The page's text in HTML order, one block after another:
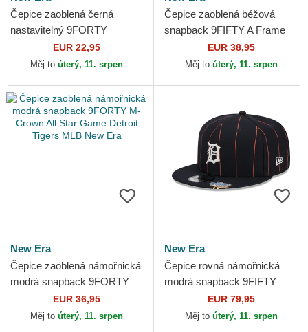
Čepice zaoblená černá
nastavitelný 9FORTY
Flawless Mesh Detroit Tigers
MLB New Era
EUR 22,95
Měj to úterý, 11. srpen
Čepice zaoblená béžová
snapback 9FIFTY A Frame
Classic Detroit Tigers MLB
New Era
EUR 38,95
Měj to úterý, 11. srpen
New Era
Čepice zaoblená námořnická
modrá snapback 9FORTY
M-Crown All Star Game
Detroit Tigers MLB New Era
EUR 36,95
Měj to úterý, 11. srpen
New Era
Čepice rovná námořnická
modrá snapback 9FIFTY
Pinstripe Visor Clip Detroit
Tigers MLB New Era
EUR 79,95
Měj to úterý, 11. srpen